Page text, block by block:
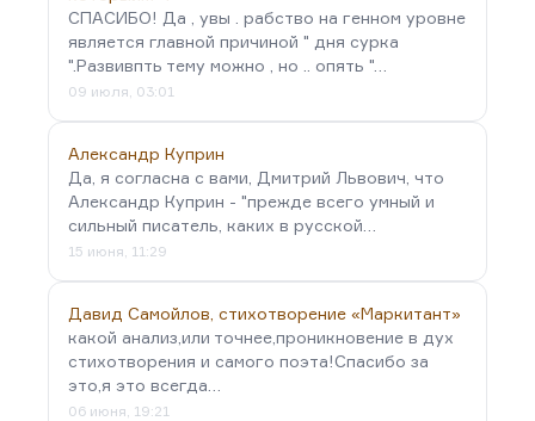
СПАСИБО! Да , увы . рабство на генном уровне
является главной причиной " дня сурка
".Развивпть тему можно , но .. опять "…
09 июля, 03:01
Александр Куприн
Да, я согласна с вами, Дмитрий Львович, что
Александр Куприн - "прежде всего умный и
сильный писатель, каких в русской…
15 июня, 11:29
Давид Самойлов, стихотворение «Маркитант»
какой анализ,или точнее,проникновение в дух
стихотворения и самого поэта!Спасибо за
это,я это всегда…
06 июня, 19:21